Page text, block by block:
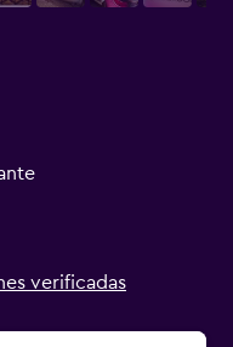
verificadas